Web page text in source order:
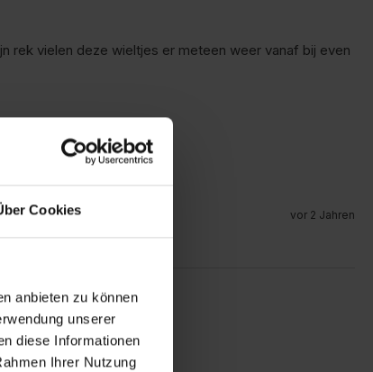
Cookies
anbieten zu können
unserer
diese Informationen
Ihrer Nutzung
rek vielen deze wieltjes er meteen weer vanaf bij even
vor 2 Jahren